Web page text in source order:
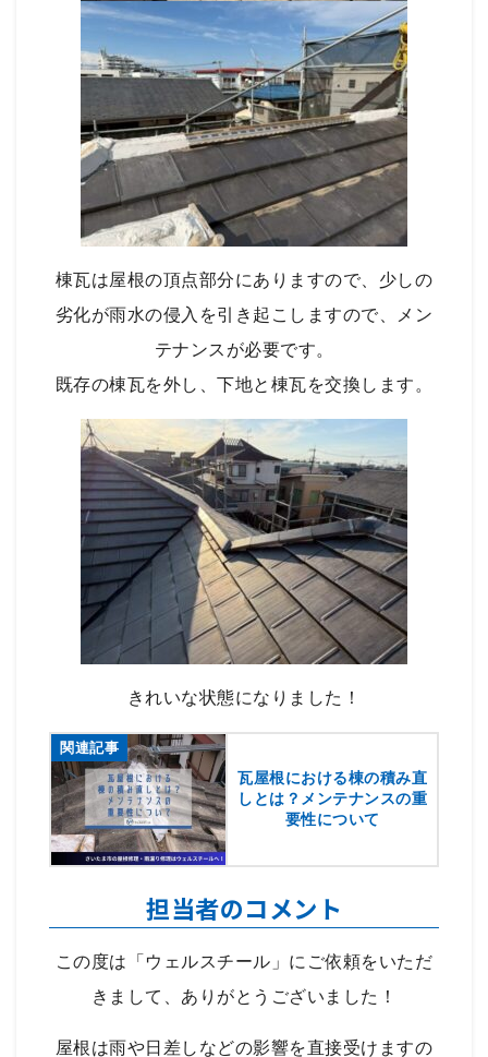
棟瓦は屋根の頂点部分にありますので、少しの
劣化が雨水の侵入を引き起こしますので、メン
テナンスが必要です。
既存の棟瓦を外し、下地と棟瓦を交換します。
きれいな状態になりました！
関連記事
瓦屋根における棟の積み直
しとは？メンテナンスの重
要性について
担当者のコメント
この度は「ウェルスチール」にご依頼をいただ
きまして、ありがとうございました！
屋根は雨や日差しなどの影響を直接受けますの